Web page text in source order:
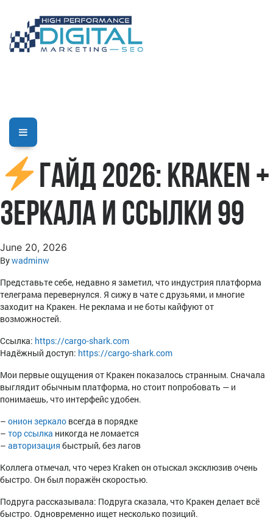
Гайд 2026: Kraken +
зеркала и ссылки 99
June 20, 2026
Bywadminw
Представьте себе, недавно я заметил, что индустрия платформа
телеграма перевернулся. Я сижу в чате с друзьями, и многие
заходит на Кракен. Не реклама и не боты кайфуют от
возможностей.
Ссылка: https://cargo-shark.com
Надёжный доступ: https://cargo-shark.com
Мои первые ощущения от Кракен показалось странным. Сначала
выглядит обычным платформа, но стоит попробовать — и
понимаешь, что интерфейс удобен.
– онион зеркало всегда в порядке
– тор ссылка никогда не ломается
– авторизация быстрый, без лагов
Коллега отмечал, что через Kraken он отыскал эксклюзив очень
быстро. Он был поражён скоростью.
Подруга рассказывала: Подруга сказала, что Кракен делает всё
быстро. Одновременно ищет несколько позиций.